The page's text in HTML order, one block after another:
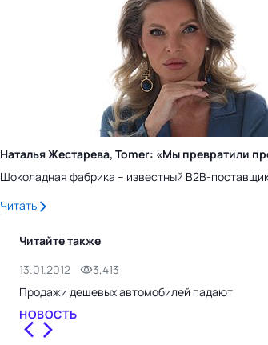
Наталья Жестарева, Tomer: «Мы превратили
Шоколадная фабрика – известный B2B-
Читать
Читайте также
13.01.2012
3,413
Продажи дешевых автомобилей падают
НОВОСТЬ